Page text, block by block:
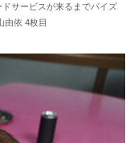
サービスが来るまでパイズ
由依 4枚目